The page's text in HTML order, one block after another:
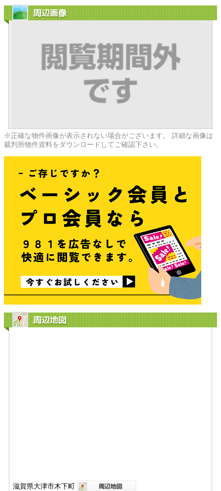
周辺画像
※正確な物件画像が表示されない場合がございます。 詳細な画像は
裁判所物件資料をダウンロードしてご確認下さい。
周辺地図
滋賀県大津市木下町